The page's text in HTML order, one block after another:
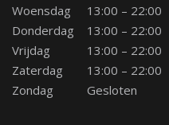
Woensdag
13:00 – 22:00
Donderdag
13:00 – 22:00
Vrijdag
13:00 – 22:00
Zaterdag
13:00 – 22:00
Zondag
Gesloten